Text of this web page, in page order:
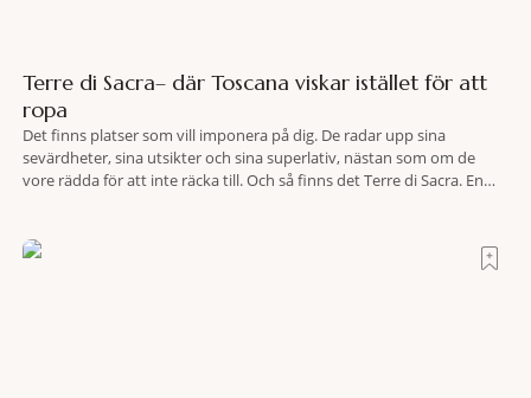
Terre di Sacra– där Toscana viskar istället för att
ropa
Det finns platser som vill imponera på dig. De radar upp sina
sevärdheter, sina utsikter och sina superlativ, nästan som om de
vore rädda för att inte räcka till. Och så finns det Terre di Sacra. En